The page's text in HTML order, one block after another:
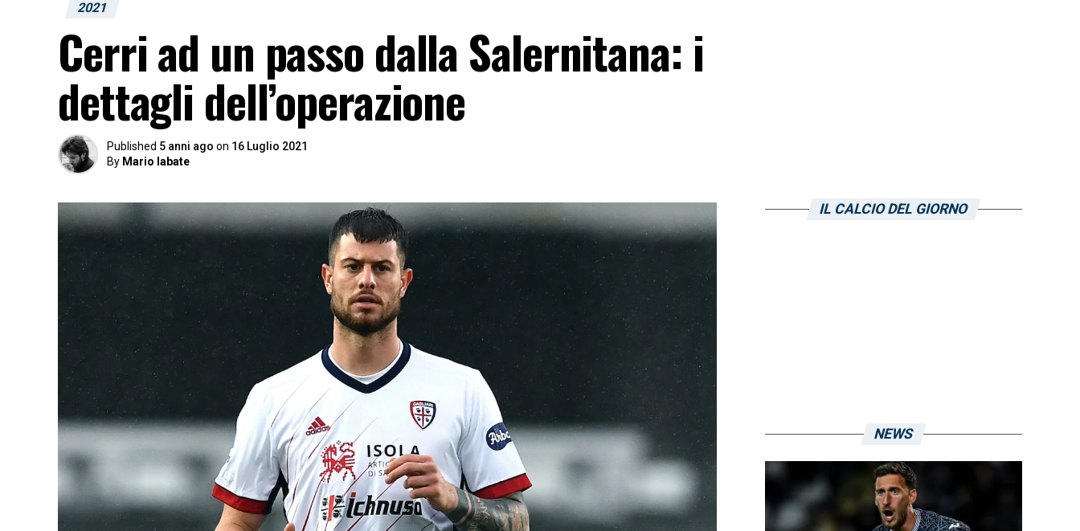
2021
Cerri ad un passo dalla Salernitana: i
dettagli dell’operazione
Published 5 anni ago on 16 Luglio 2021
By Mario labate
IL CALCIO DEL GIORNO
NEWS